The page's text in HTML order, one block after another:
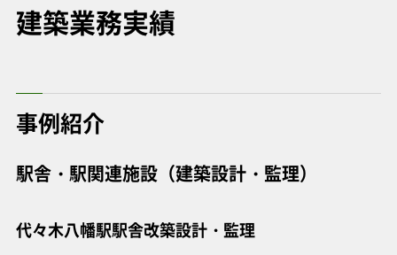
建築業務実績
事例紹介
駅舎・駅関連施設（建築設計・監理）
代々木八幡駅駅舎改築設計・監理